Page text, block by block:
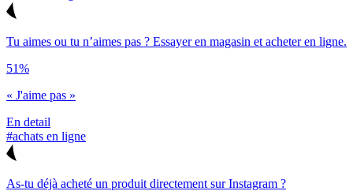
Tu aimes ou tu n’aimes pas ? Essayer en magasin et acheter en ligne.
51%
« J'aime pas »
En detail
#achats en ligne
As-tu déjà acheté un produit directement sur Instagram ?